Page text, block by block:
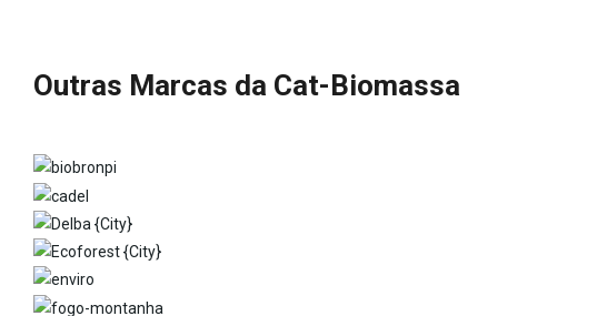
Outras Marcas da Cat-Biomassa